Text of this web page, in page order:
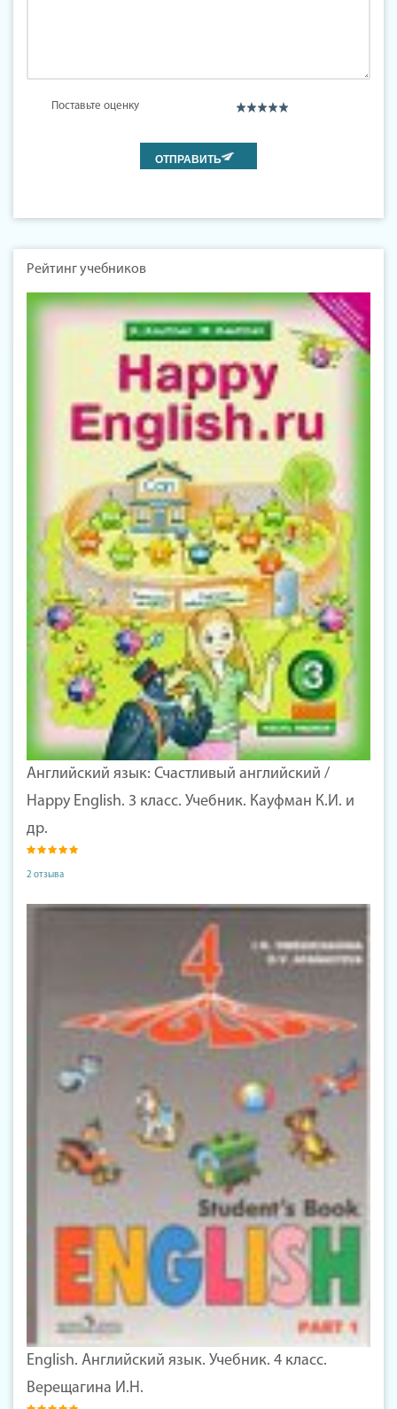
Поставьте оценку
Рейтинг учебников
Английский язык: Счастливый английский /
Happy English. 3 класс. Учебник. Кауфман К.И. и
др.
2 отзыва
English. Английский язык. Учебник. 4 класс.
Верещагина И.Н.